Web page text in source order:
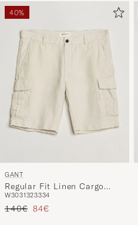
40%
GANT
Regular Fit Linen Cargo
Shorts Sand
W3031323334
Precio ordinario
140€ Precio reducido
84€